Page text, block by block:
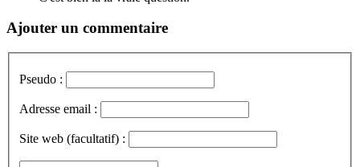
Ajouter un commentaire
Pseudo :
Adresse email :
Site web (facultatif) :